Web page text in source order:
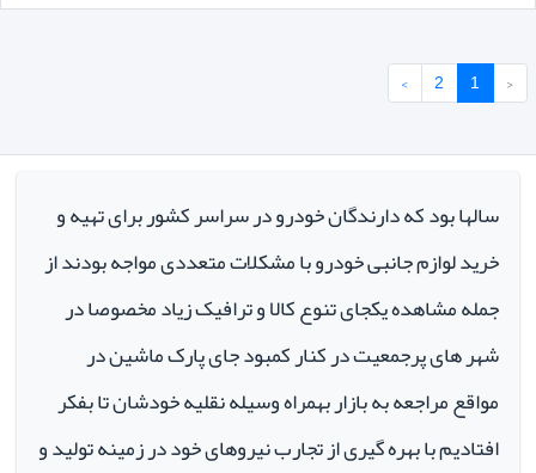
‹
1
2
›
سالها بود که دارندگان خودرو در سراسر کشور برای تهیه و
خرید لوازم جانبی خودرو با مشکلات متعددی مواجه بودند از
جمله مشاهده یکجای تنوع کالا و ترافیک زیاد مخصوصا در
شهر های پرجمعیت در کنار کمبود جای پارک ماشین در
مواقع مراجعه به بازار بهمراه وسیله نقلیه خودشان تا بفکر
افتادیم با بهره گیری از تجارب نیروهای خود در زمینه تولید و